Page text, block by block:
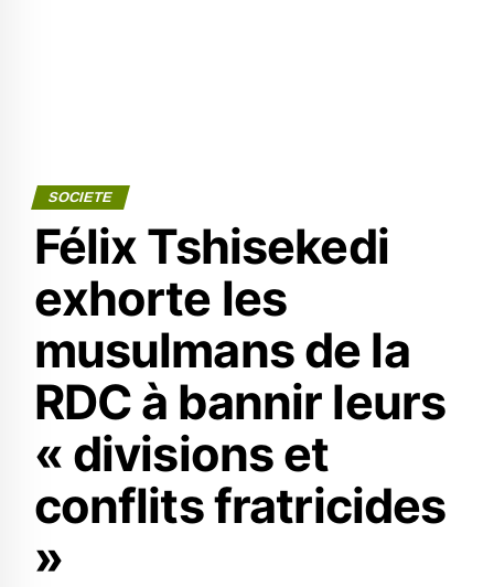
SOCIETE
Félix Tshisekedi
exhorte les
musulmans de la
RDC à bannir leurs
« divisions et
conflits fratricides
»